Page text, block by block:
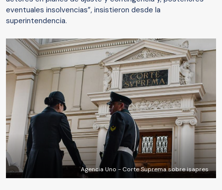
eventuales insolvencias”, insistieron desde la
superintendencia.
Agencia Uno - Corte Suprema sobre isapres